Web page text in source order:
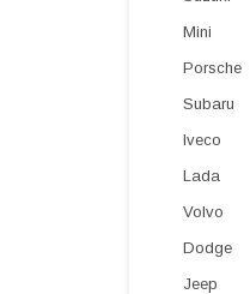
Mini
Porsche
Subaru
Iveco
Lada
Volvo
Dodge
Jeep